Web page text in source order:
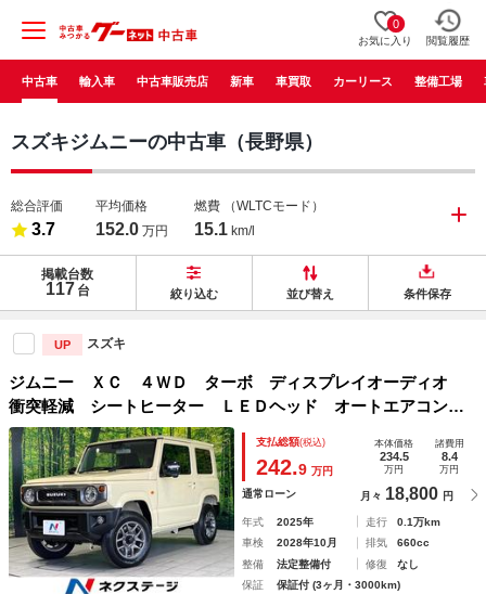
0
お気に入り 閲覧履歴
中古車 輸入車 中古車販売店 新車 車買取 カーリース 整備工場
スズキジムニーの中古車（長野県）
総合評価
3.7
平均価格
152.0 万円
燃費 （WLTCモード）
15.1 km/l
掲載台数
117 台 絞り込む 並び替え 条件保存
UP スズキ
ジムニー ＸＣ ４ＷＤ ターボ ディスプレイオーディオ
衝突軽減 シートヒーター ＬＥＤヘッド オートエアコン
オートライト スマートキー クルコン 革巻きステアリン
グ アイドリングストップ 電動格納ミラー
支払総額(税込)
242.9 万円
本体価格
234.5
万円
諸費用
8.4
万円
通常ローン 月々 18,800 円
年式 2025年 走行
0.1万km
車検
2028年10月 排気
660cc
整備
法定整備付 修復
なし
保証
保証付 (3ヶ月・3000km)